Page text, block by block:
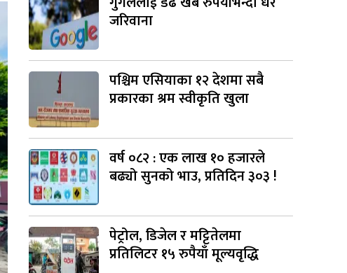
जरिवाना
पश्चिम एसियाका १२ देशमा सबै
प्रकारका श्रम स्वीकृति खुला
वर्ष ०८२ : एक लाख १० हजारले
बढ्यो सुनको भाउ, प्रतिदिन ३०३ !
पेट्रोल, डिजेल र मट्टितेलमा
प्रतिलिटर १५ रुपैयाँ मूल्यवृद्धि